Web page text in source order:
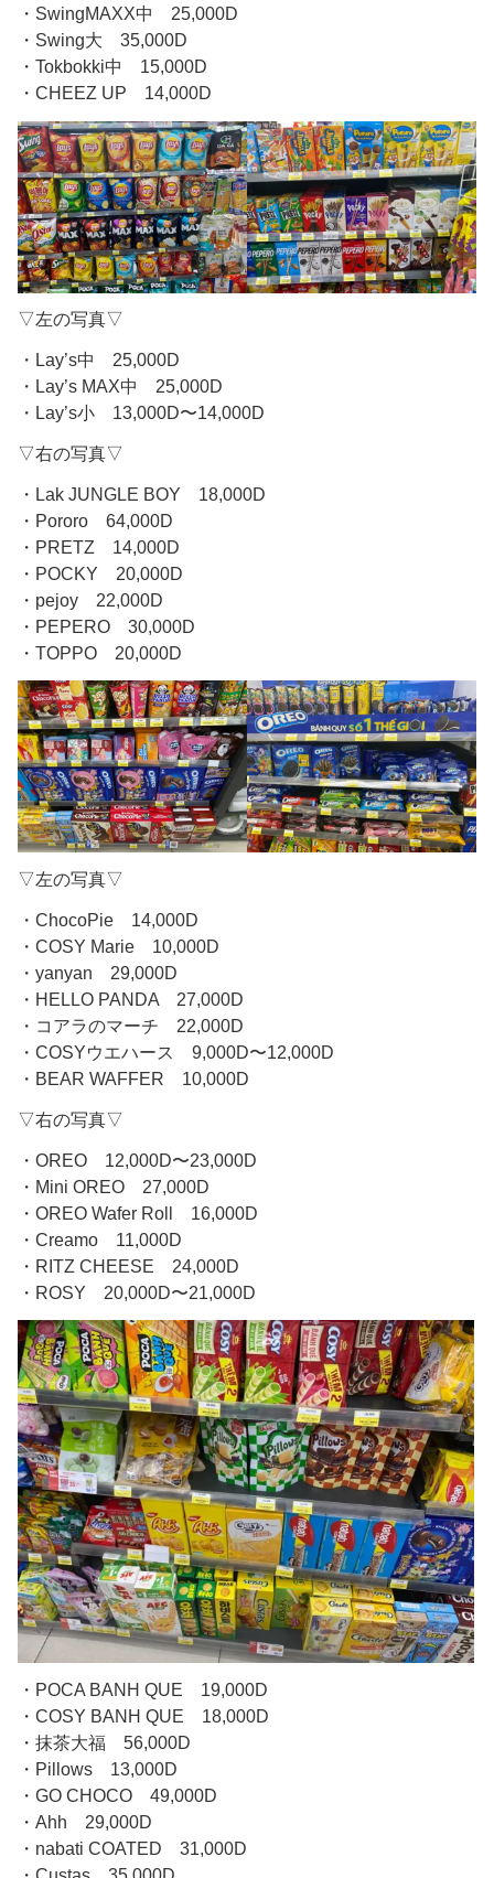
・SwingMAXX中 25,000D
・Swing大 35,000D
・Tokbokki中 15,000D
・CHEEZ UP 14,000D
▽左の写真▽
・Lay’s中 25,000D
・Lay’s MAX中 25,000D
・Lay’s小 13,000D〜14,000D
▽右の写真▽
・Lak JUNGLE BOY 18,000D
・Pororo 64,000D
・PRETZ 14,000D
・POCKY 20,000D
・pejoy 22,000D
・PEPERO 30,000D
・TOPPO 20,000D
▽左の写真▽
・ChocoPie 14,000D
・COSY Marie 10,000D
・yanyan 29,000D
・HELLO PANDA 27,000D
・コアラのマーチ 22,000D
・COSYウエハース 9,000D〜12,000D
・BEAR WAFFER 10,000D
▽右の写真▽
・OREO 12,000D〜23,000D
・Mini OREO 27,000D
・OREO Wafer Roll 16,000D
・Creamo 11,000D
・RITZ CHEESE 24,000D
・ROSY 20,000D〜21,000D
・POCA BANH QUE 19,000D
・COSY BANH QUE 18,000D
・抹茶大福 56,000D
・Pillows 13,000D
・GO CHOCO 49,000D
・Ahh 29,000D
・nabati COATED 31,000D